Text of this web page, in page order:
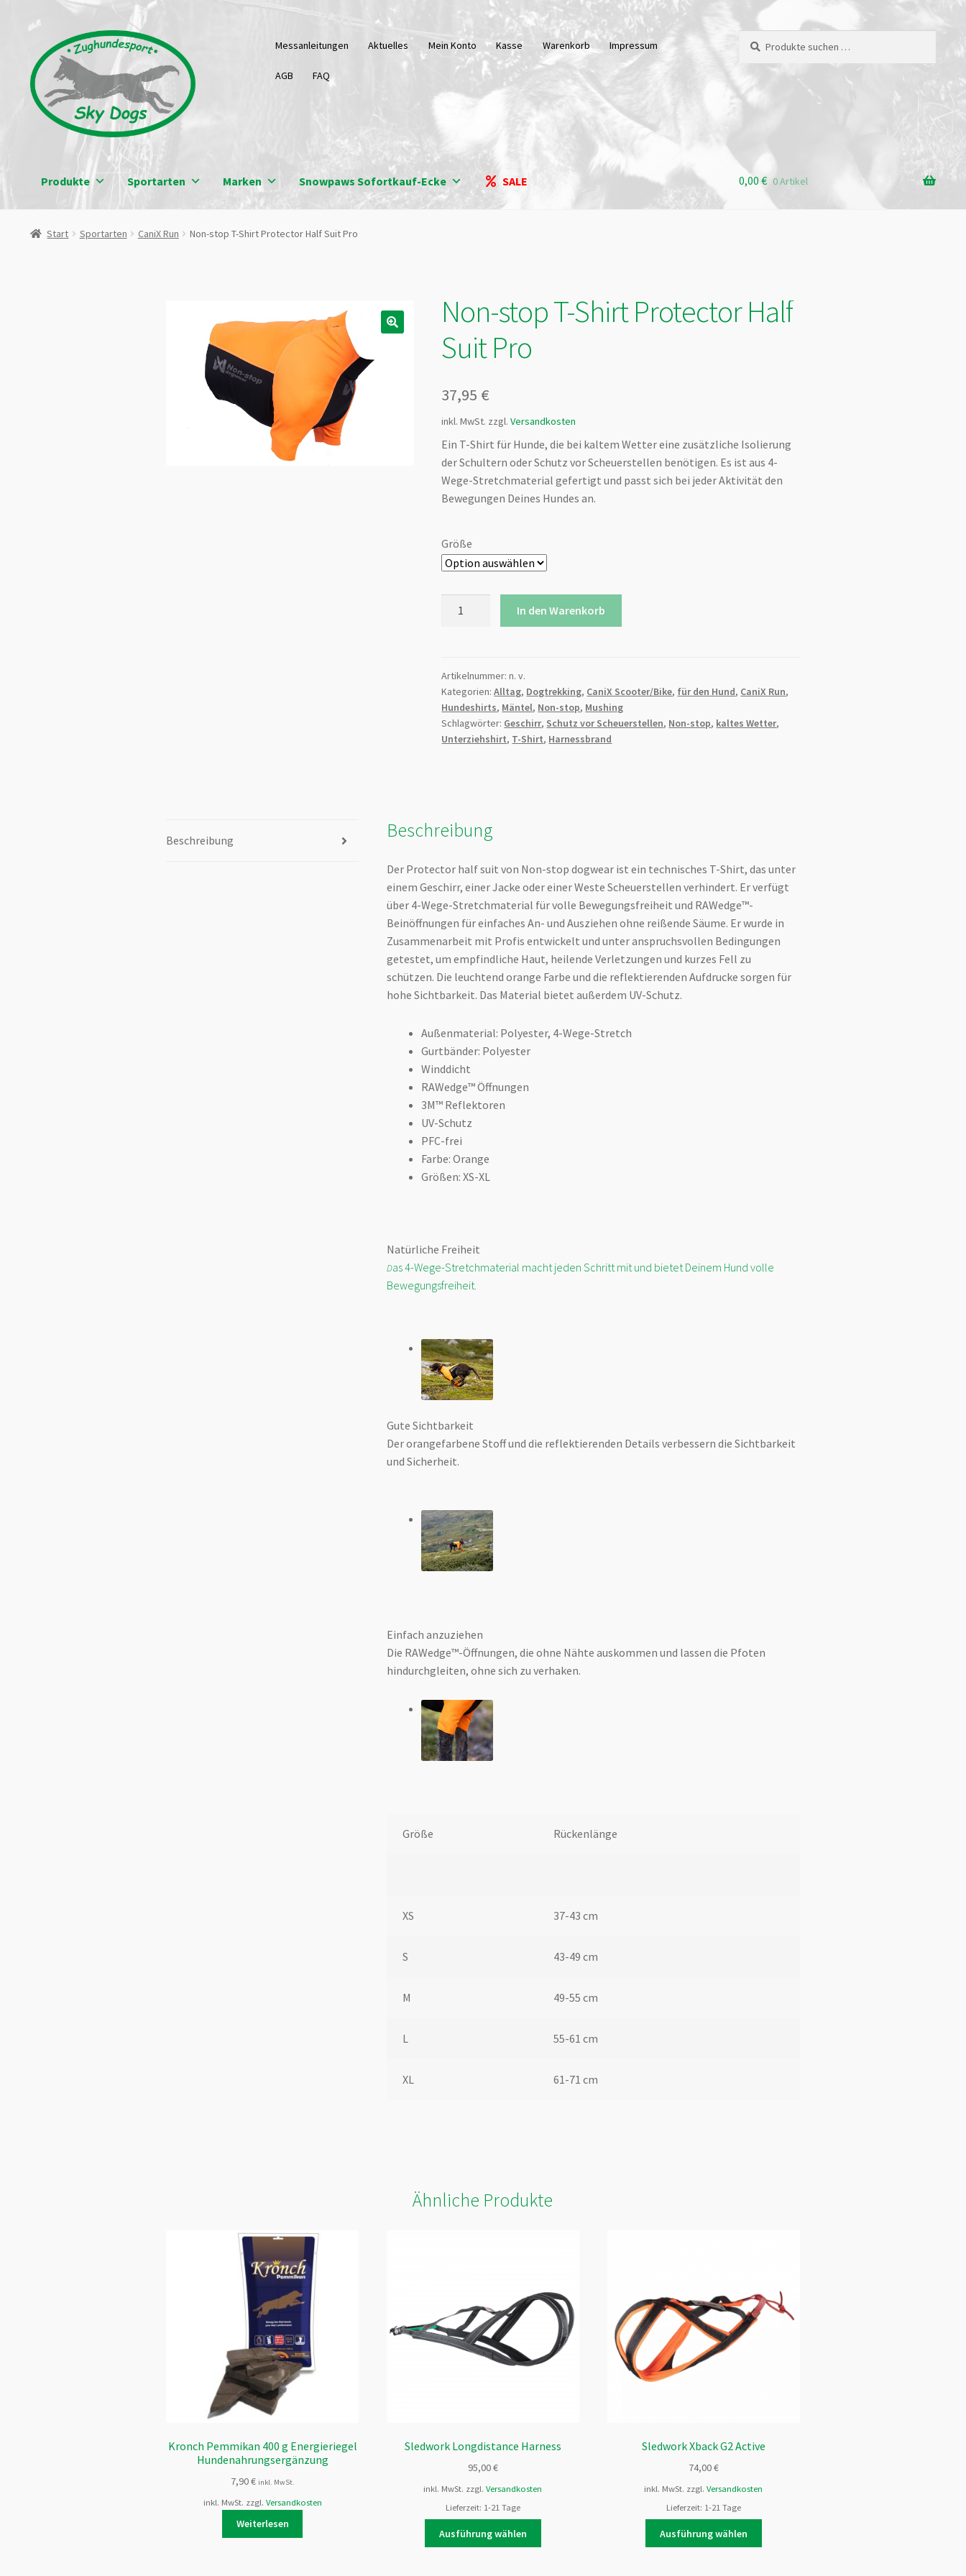
Navigation
springen
Inhalt
springen
Messanleitungen Aktuelles Mein Konto Kasse Warenkorb Impressum
AGB FAQ
nach:
Produkte Sportarten Marken Snowpaws Sofortkauf-Ecke SALE 0,00€ 0 Artikel
Start Sportarten CaniX Run Non-stop T-Shirt Protector Half Suit Pro
Non-stop T-Shirt Protector Half
Suit Pro
37,95 €
inkl. MwSt. zzgl.Versandkosten
Ein T-Shirt für Hunde, die bei kaltem Wetter eine zusätzliche Isolierung
der Schultern oder Schutz vor Scheuerstellen benötigen. Es ist aus 4-
Wege-Stretchmaterial gefertigt und passt sich bei jeder Aktivität den
Bewegungen Deines Hundes an.
Größe
Protector
Half
Suit
Pro
Menge
In den Warenkorb
Artikelnummer:n. v.
Kategorien:Alltag, Dogtrekking, CaniX Scooter/Bike, für den Hund, CaniX Run,
Hundeshirts, Mäntel, Non-stop, Mushing
Schlagwörter: Geschirr, Schutz vor Scheuerstellen, Non-stop, kaltes Wetter,
Unterziehshirt, T-Shirt, Harnessbrand
Beschreibung Beschreibung
Der Protector half suit von Non-stop dogwear ist ein technisches T-Shirt, das unter
einem Geschirr, einer Jacke oder einer Weste Scheuerstellen verhindert. Er verfügt
über 4-Wege-Stretchmaterial für volle Bewegungsfreiheit und RAWedge™-
Beinöffnungen für einfaches An- und Ausziehen ohne reißende Säume. Er wurde in
Zusammenarbeit mit Profis entwickelt und unter anspruchsvollen Bedingungen
getestet, um empfindliche Haut, heilende Verletzungen und kurzes Fell zu
schützen. Die leuchtend orange Farbe und die reflektierenden Aufdrucke sorgen für
hohe Sichtbarkeit. Das Material bietet außerdem UV-Schutz.
Außenmaterial: Polyester, 4-Wege-Stretch
Gurtbänder: Polyester
Winddicht
RAWedge™ Öffnungen
3M™ Reflektoren
UV-Schutz
PFC-frei
Farbe: Orange
Größen: XS-XL
Natürliche Freiheit
Das 4-Wege-Stretchmaterial macht jeden Schritt mit und bietet Deinem Hund volle
Bewegungsfreiheit.
Gute Sichtbarkeit
Der orangefarbene Stoff und die reflektierenden Details verbessern die Sichtbarkeit
und Sicherheit.
Einfach anzuziehen
Die RAWedge™-Öffnungen, die ohne Nähte auskommen und lassen die Pfoten
hindurchgleiten, ohne sich zu verhaken.
Größe Rückenlänge
XS 37-43 cm
S 43-49 cm
M 49-55 cm
L 55-61 cm
XL 61-71 cm
Ähnliche Produkte
Kronch Pemmikan 400 g Energieriegel
Hundenahrungsergänzung
7,90€ inkl. MwSt.
inkl. MwSt. zzgl. Versandkosten
Weiterlesen
Sledwork Longdistance Harness
95,00€
inkl. MwSt. zzgl.Versandkosten
Lieferzeit: 1-21 Tage
Ausführung wählen
Sledwork Xback G2 Active
74,00€
inkl. MwSt. zzgl.Versandkosten
Lieferzeit: 1-21 Tage
Ausführung wählen